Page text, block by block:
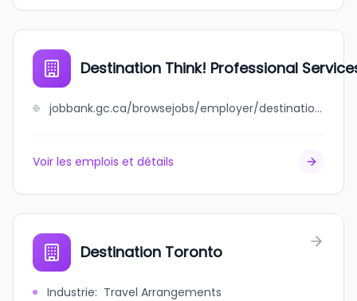
Destination Think! Professional
jobbank.gc.ca/browsejobs/employer/destination+think%21+professional+services/ca
Voir les emplois et détails
Destination Toronto
Industrie: Travel Arrangements